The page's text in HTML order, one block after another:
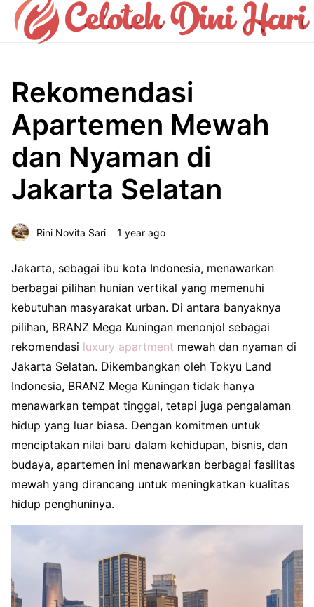
Rekomendasi
Apartemen Mewah
dan Nyaman di
Jakarta Selatan
Rini Novita Sari 1 year ago
Jakarta, sebagai ibu kota Indonesia, menawarkan
berbagai pilihan hunian vertikal yang memenuhi
kebutuhan masyarakat urban. Di antara banyaknya
pilihan, BRANZ Mega Kuningan menonjol sebagai
rekomendasi luxury apartment mewah dan nyaman di
Jakarta Selatan. Dikembangkan oleh Tokyu Land
Indonesia, BRANZ Mega Kuningan tidak hanya
menawarkan tempat tinggal, tetapi juga pengalaman
hidup yang luar biasa. Dengan komitmen untuk
menciptakan nilai baru dalam kehidupan, bisnis, dan
budaya, apartemen ini menawarkan berbagai fasilitas
mewah yang dirancang untuk meningkatkan kualitas
hidup penghuninya.